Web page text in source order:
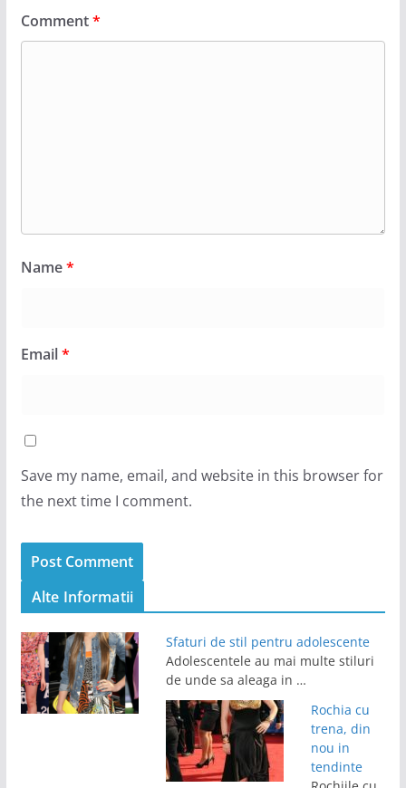
Comment*
Name*
Email*
Save my name, email, and website in this browser for
the next time I comment.
Alte Informatii
Sfaturi de stil pentru adolescente
Adolescentele au mai multe stiluri
de unde sa aleaga in …
Rochia cu
trena, din
nou in
tendinte